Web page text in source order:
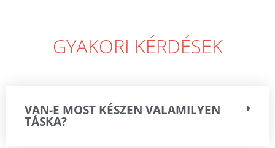
GYAKORI KÉRDÉSEK
VAN-E MOST KÉSZEN VALAMILYEN
TÁSKA?